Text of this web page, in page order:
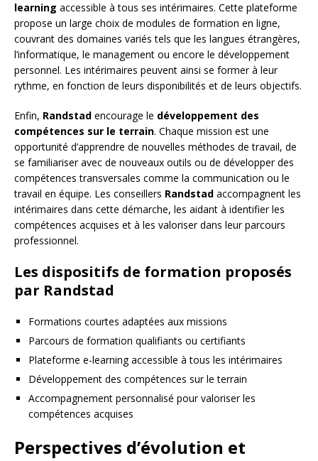
learning accessible à tous ses intérimaires. Cette plateforme
propose un large choix de modules de formation en ligne,
couvrant des domaines variés tels que les langues étrangères,
l’informatique, le management ou encore le développement
personnel. Les intérimaires peuvent ainsi se former à leur
rythme, en fonction de leurs disponibilités et de leurs objectifs.
Enfin, Randstad encourage le développement des
compétences sur le terrain. Chaque mission est une
opportunité d’apprendre de nouvelles méthodes de travail, de
se familiariser avec de nouveaux outils ou de développer des
compétences transversales comme la communication ou le
travail en équipe. Les conseillers Randstad accompagnent les
intérimaires dans cette démarche, les aidant à identifier les
compétences acquises et à les valoriser dans leur parcours
professionnel.
Les dispositifs de formation proposés
par Randstad
Formations courtes adaptées aux missions
Parcours de formation qualifiants ou certifiants
Plateforme e-learning accessible à tous les intérimaires
Développement des compétences sur le terrain
Accompagnement personnalisé pour valoriser les
compétences acquises
Perspectives d’évolution et